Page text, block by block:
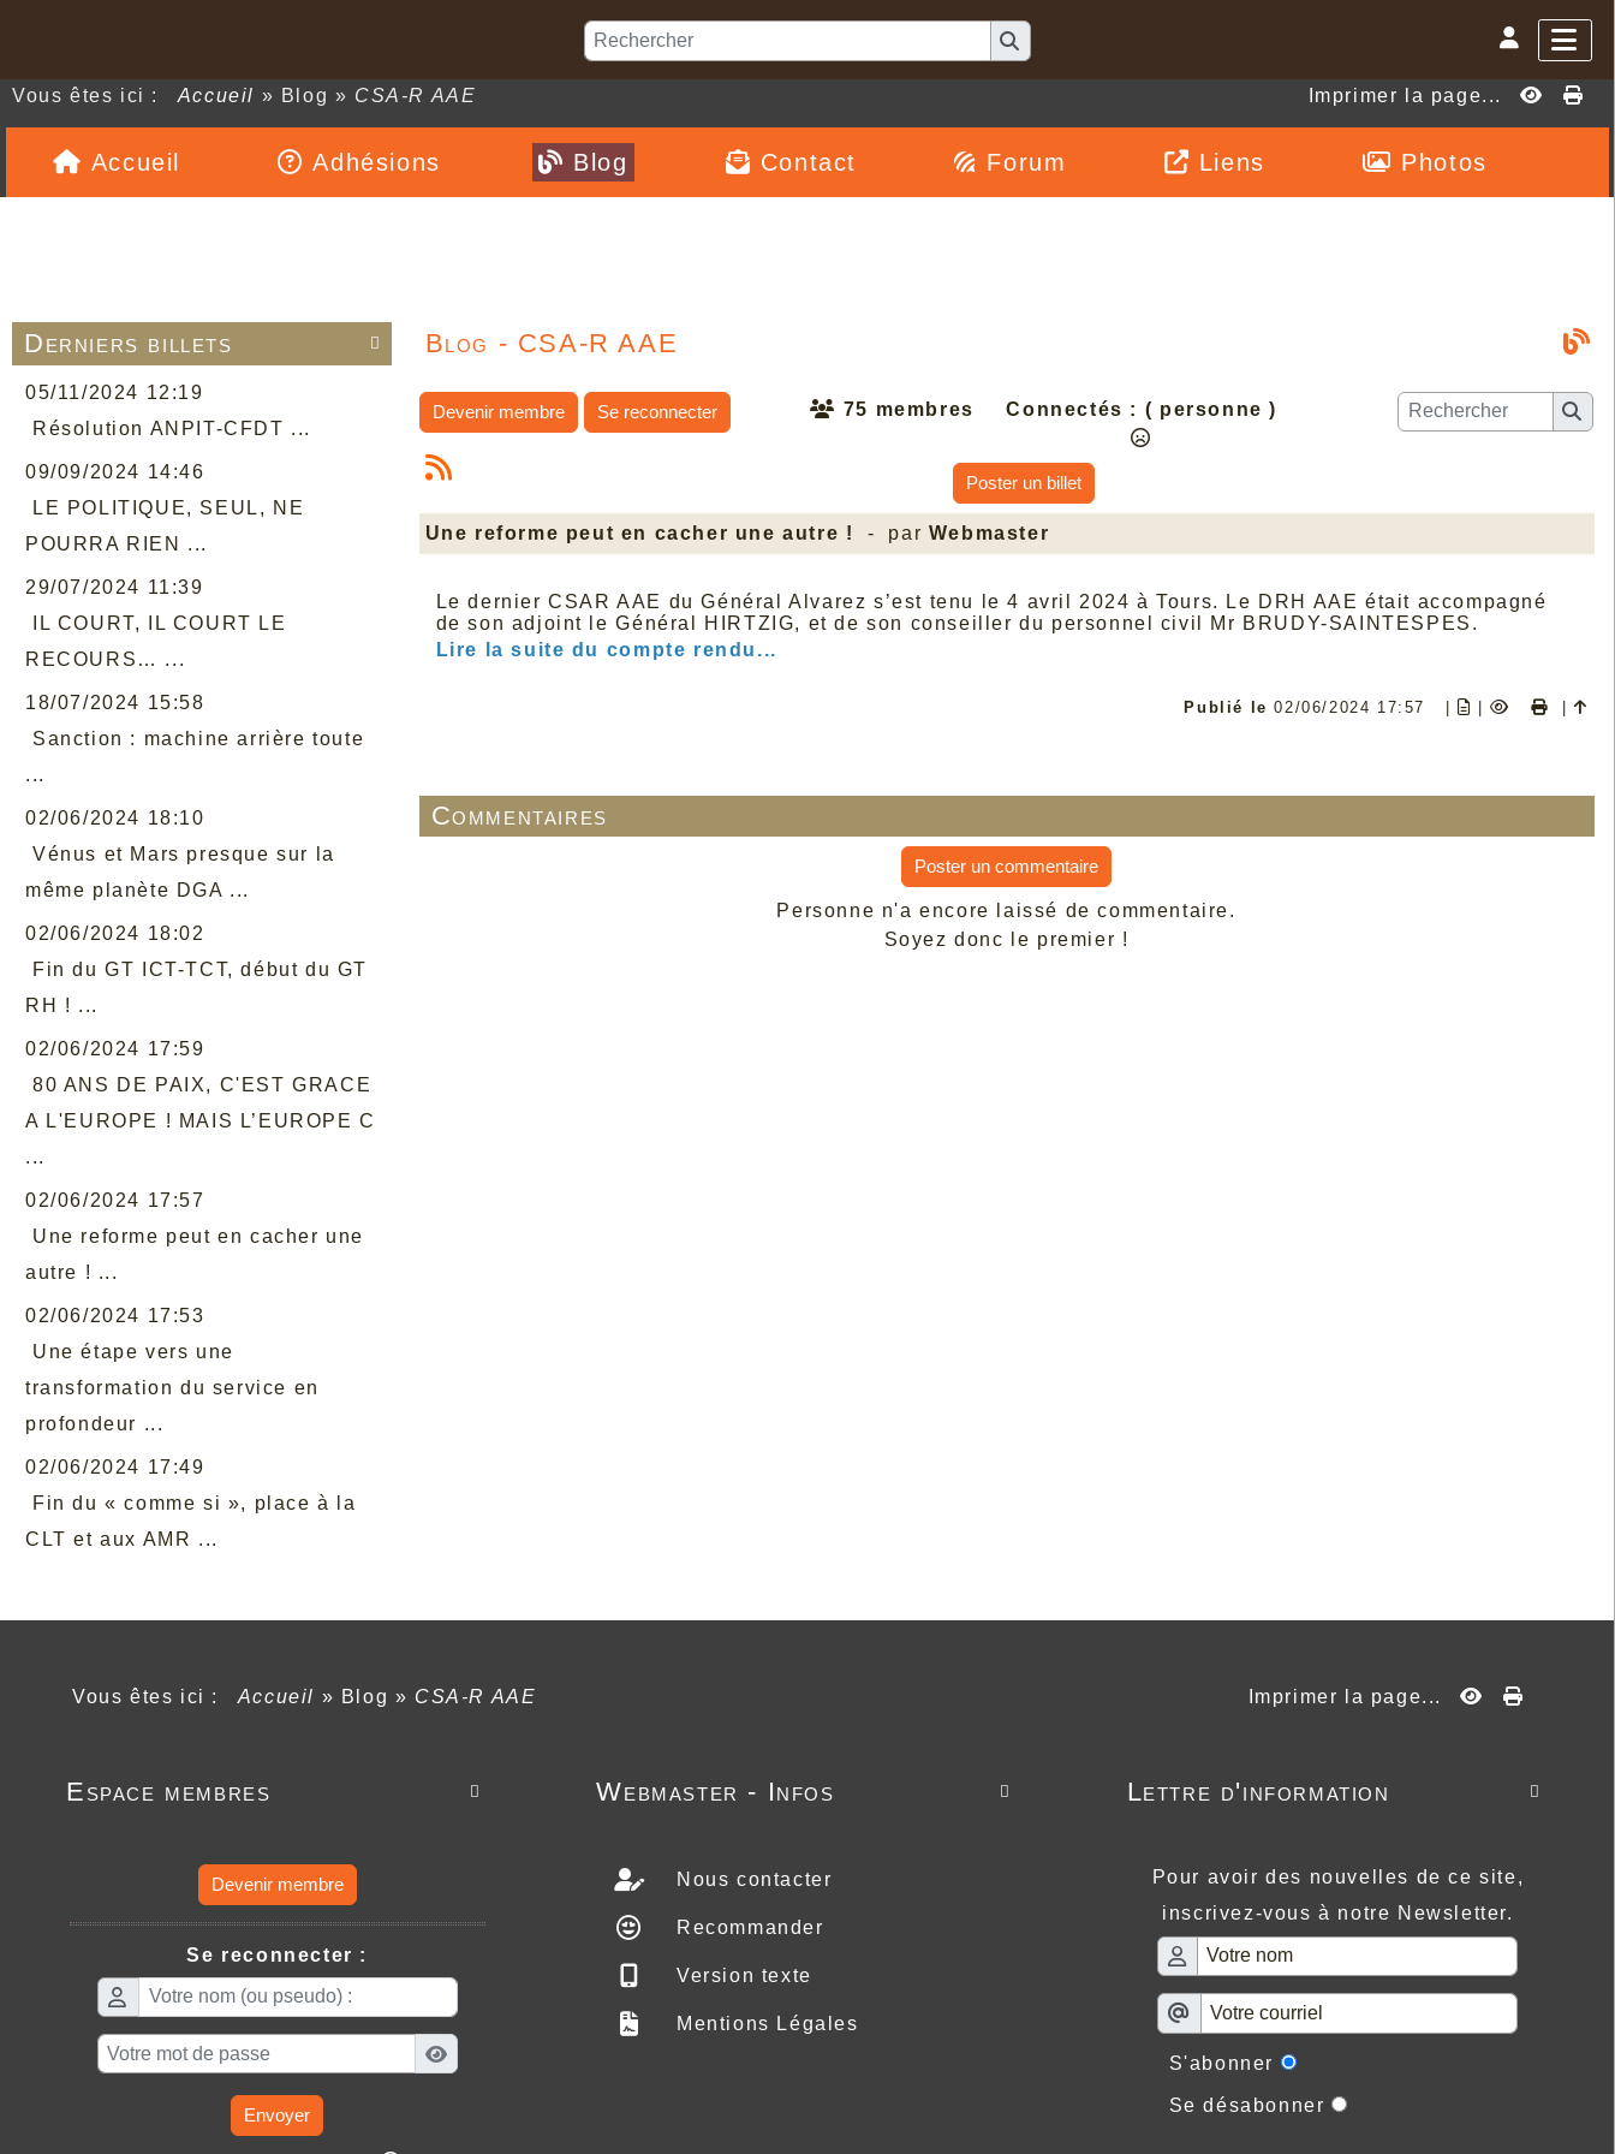
Vous êtes ici : Accueil » Blog » CSA-R AAE Imprimer la page...
Accueil Adhésions Blog Contact Forum Liens Photos

Derniers billets
05/11/2024 12:19
Résolution ANPIT-CFDT ...
09/09/2024 14:46
LE POLITIQUE, SEUL, NE
POURRA RIEN ...
29/07/2024 11:39
IL COURT, IL COURT LE
RECOURS… ...
18/07/2024 15:58
Sanction : machine arrière toute
...
02/06/2024 18:10
Vénus et Mars presque sur la
même planète DGA ...
02/06/2024 18:02
Fin du GT ICT-TCT, début du GT
RH ! ...
02/06/2024 17:59
80 ANS DE PAIX, C'EST GRACE
A L'EUROPE ! MAIS L’EUROPE C
...
02/06/2024 17:57
Une reforme peut en cacher une
autre ! ...
02/06/2024 17:53
Une étape vers une
transformation du service en
profondeur ...
02/06/2024 17:49
Fin du « comme si », place à la
CLT et aux AMR ...
Blog - CSA-R AAE
Devenir membre Se reconnecter 75 membres Connectés : ( personne )
Poster un billet
Une reforme peut en cacher une autre ! - par Webmaster
Le dernier CSAR AAE du Général Alvarez s’est tenu le 4 avril 2024 à Tours. Le DRH AAE était accompagné
de son adjoint le Général HIRTZIG, et de son conseiller du personnel civil Mr BRUDY-SAINTESPES.
Lire la suite du compte rendu...
Publié le02/06/2024 17:57 | | |
Commentaires
Poster un commentaire
Personne n'a encore laissé de commentaire.
Soyez donc le premier !
Vous êtes ici : Accueil » Blog » CSA-R AAE Imprimer la page...

Espace membres
Devenir membre
Se reconnecter :
Envoyer

Webmaster - Infos
Nous contacter
Recommander
Version texte
Mentions Légales

Lettre d'information
Pour avoir des nouvelles de ce site,
inscrivez-vous à notre Newsletter.
S'abonner
Se désabonner